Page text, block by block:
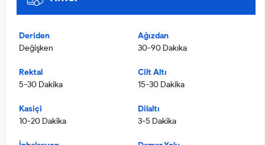
Deriden
Değişken
Ağızdan
30-90 Dakıka
Rektal
5-30 Dakika
Cilt Altı
15-30 Dakika
Kasiçi
10-20 Dakika
Dilaltı
3-5 Dakika